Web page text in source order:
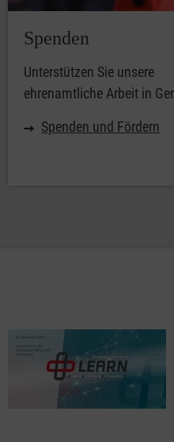
Spenden
Unterstützen Sie unsere
ehrenamtliche Arbeit in
Spenden und Fördern